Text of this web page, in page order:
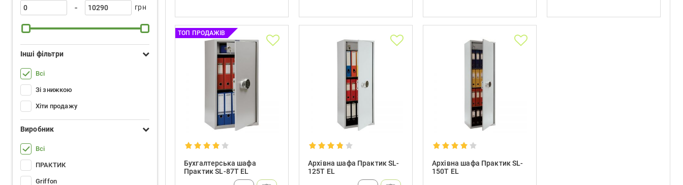
- грн
Інші фільтри
Всі
Зі знижкою
Хіти продажу
Виробник
Всі
ПРАКТИК
Griffon
ТОП ПРОДАЖІВ
Бухгалтерська шафа
Практик SL-87T EL
Архівна шафа Практик SL-
125T EL
Архівна шафа Практик SL-
150T EL